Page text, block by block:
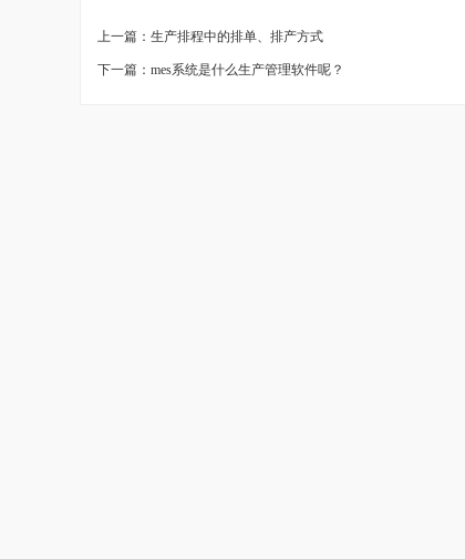
上一篇：生产排程中的排单、排产方式
下一篇：mes系统是什么生产管理软件呢？